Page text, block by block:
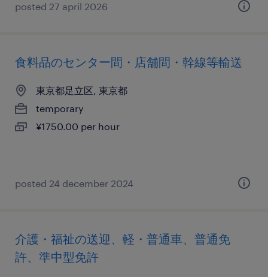
posted 27 april 2026
食料品のセンター間・店舗間・幹線等輸送
東京都足立区, 東京都
temporary
¥1750.00 per hour
posted 24 december 2024
介護・福祉の送迎、軽・普通車、普通免
許、準中型免許